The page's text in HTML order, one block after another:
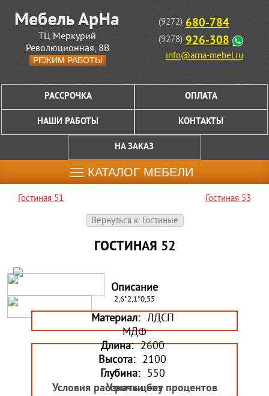
ТЦ Меркурий
Революционная, 8В
РЕЖИМ РАБОТЫ
(9272) 680-784
(9278) 926-308
info@arna-mebel.ru
РАССРОЧКА ОПЛАТА
НАШИ РАБОТЫ КОНТАКТЫ
НА ЗАКАЗ
КАТАЛОГ МЕБЕЛИ
Гостиная 51
Гостиная 53
Вернуться к: Гостиные
ГОСТИНАЯ 52
Описание
2,6*2,1*0,55
Материал: ЛДСП
МДФ
Длина: 2600
Высота: 2100
Глубина: 550
Узнать цену
Условия рассрочки без процентов